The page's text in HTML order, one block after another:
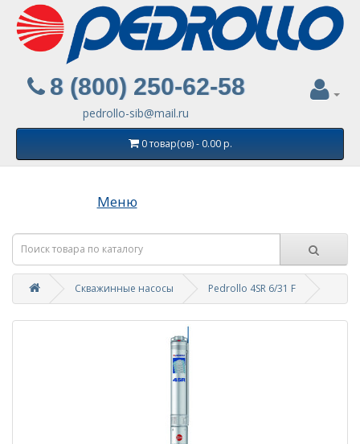
8 (800) 250-62-58
pedrollo-sib@mail.ru
0 товар(ов) - 0.00 р.
Меню
Скважинные насосы Pedrollo 4SR 6/31 F